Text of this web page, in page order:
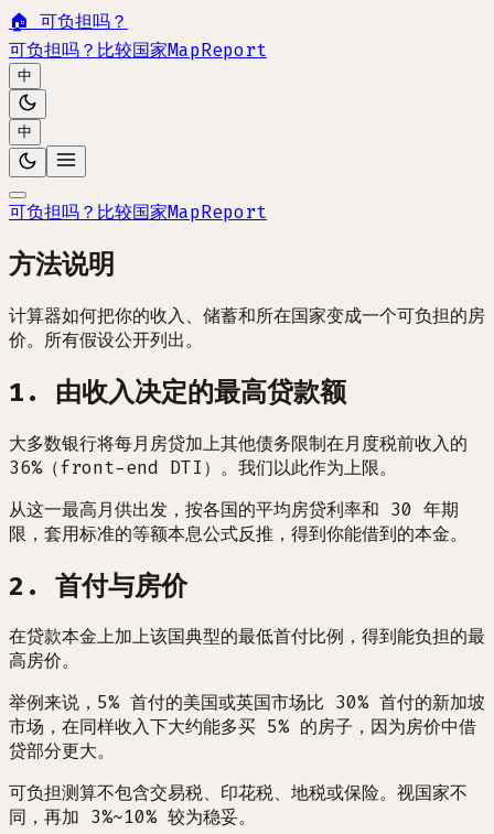
🏠 可负担吗？
可负担吗？ 比较国家MapReport
中
中
可负担吗？ 比较国家MapReport
方法说明
计算器如何把你的收入、储蓄和所在国家变成一个可负担的房
价。所有假设公开列出。
1. 由收入决定的最高贷款额
大多数银行将每月房贷加上其他债务限制在月度税前收入的
36%（front-end DTI）。我们以此作为上限。
从这一最高月供出发，按各国的平均房贷利率和 30 年期
限，套用标准的等额本息公式反推，得到你能借到的本金。
2. 首付与房价
在贷款本金上加上该国典型的最低首付比例，得到能负担的最
高房价。
举例来说，5% 首付的美国或英国市场比 30% 首付的新加坡
市场，在同样收入下大约能多买 5% 的房子，因为房价中借
贷部分更大。
可负担测算不包含交易税、印花税、地税或保险。视国家不
同，再加 3%~10% 较为稳妥。